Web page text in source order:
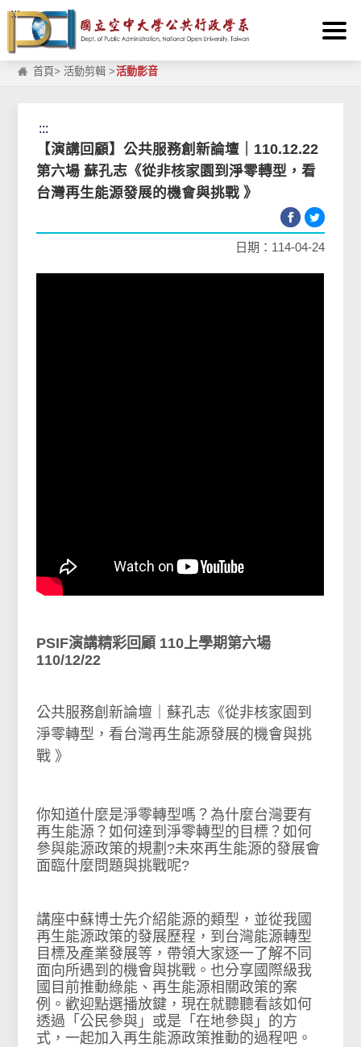
跳到主要內容區塊
:::
首頁>活動剪輯 >活動影音
:::
【演講回顧】公共服務創新論壇｜110.12.22
第六場 蘇孔志《從非核家園到淨零轉型，看
台灣再生能源發展的機會與挑戰 》
日期：114-04-24
PSIF演講精彩回顧 110上學期第六場
110/12/22
公共服務創新論壇｜蘇孔志《從非核家園到
淨零轉型，看台灣再生能源發展的機會與挑
戰 》
你知道什麼是淨零轉型嗎？為什麼台灣要有
再生能源？如何達到淨零轉型的目標？如何
參與能源政策的規劃?未來再生能源的發展會
面臨什麼問題與挑戰呢?
講座中蘇博士先介紹能源的類型，並從我國
再生能源政策的發展歷程，到台灣能源轉型
目標及產業發展等，帶領大家逐一了解不同
面向所遇到的機會與挑戰。也分享國際級我
國目前推動綠能、再生能源相關政策的案
例。歡迎點選播放鍵，現在就聽聽看該如何
透過「公民參與」或是「在地參與」的方
式，一起加入再生能源政策推動的過程吧。